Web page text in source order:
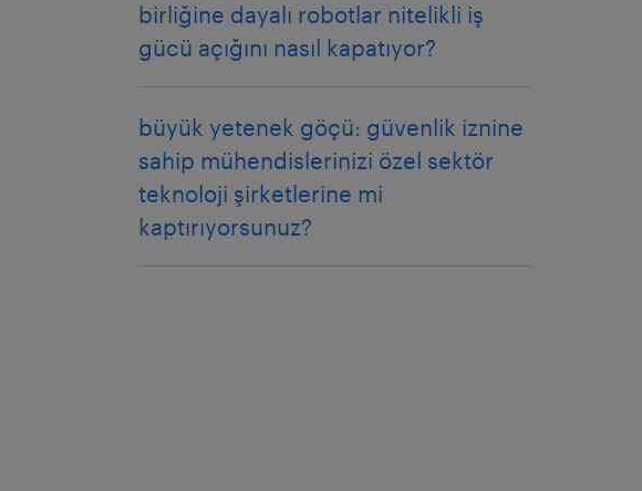
birliğine dayalı robotlar nitelikli iş
gücü açığını nasıl kapatıyor?
büyük yetenek göçü: güvenlik iznine
sahip mühendislerinizi özel sektör
teknoloji şirketlerine mi
kaptırıyorsunuz?